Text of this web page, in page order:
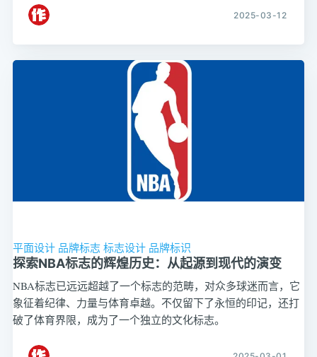
2025-03-12
平面设计 品牌标志 标志设计 品牌标识
探索NBA标志的辉煌历史：从起源到现代的演变
NBA标志已远远超越了一个标志的范畴，对众多球迷而言，它
象征着纪律、力量与体育卓越。不仅留下了永恒的印记，还打
破了体育界限，成为了一个独立的文化标志。